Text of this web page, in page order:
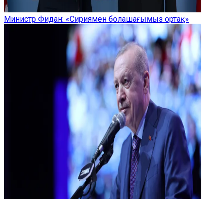
Министр Фидан: «Сириямен болашағымыз ортақ»